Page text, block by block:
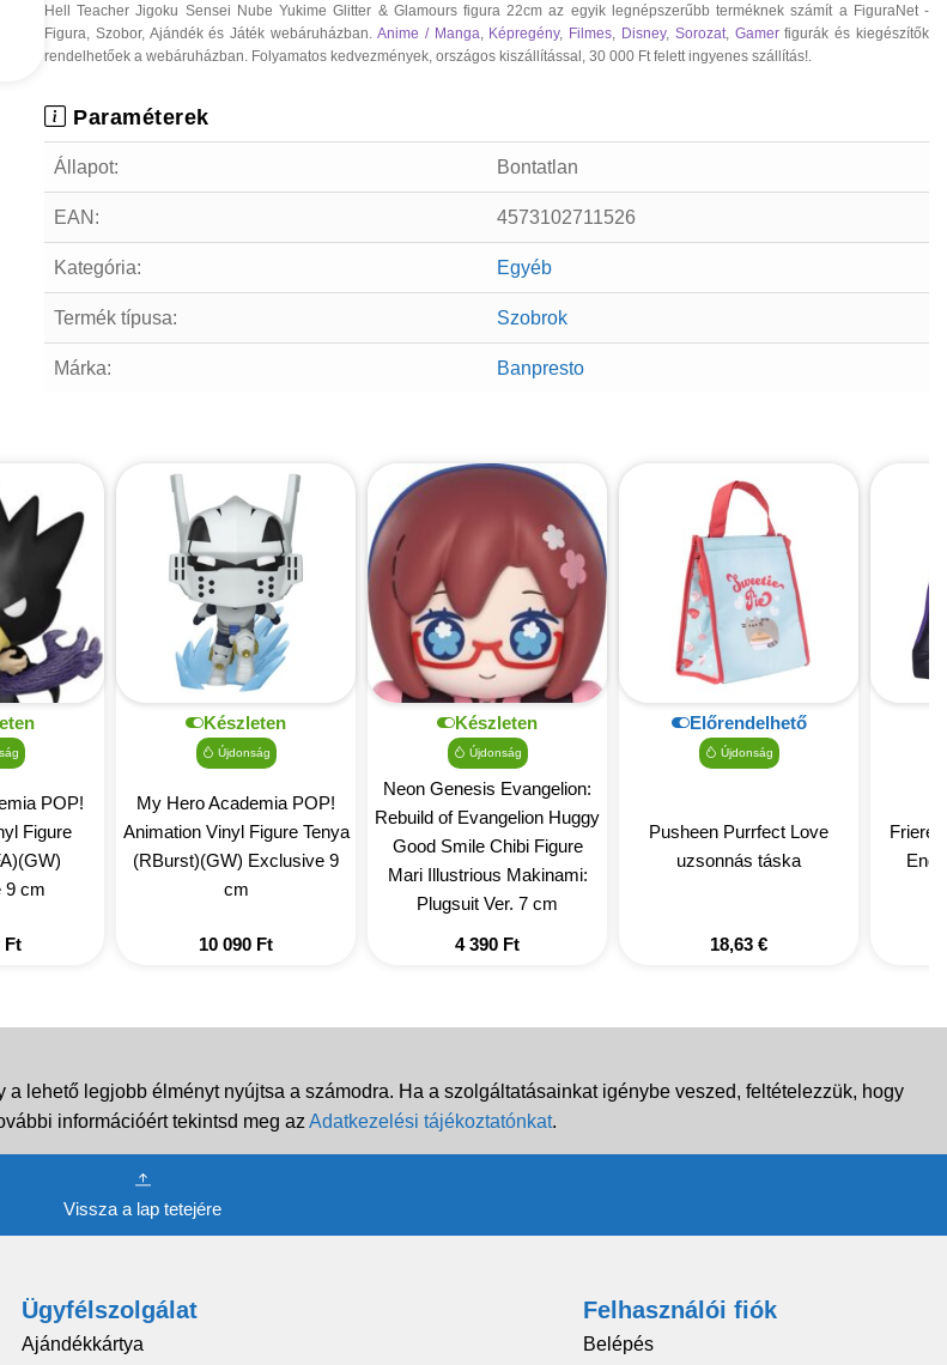
Hell Teacher Jigoku Sensei Nube Yukime Glitter & Glamours figura 22cm az egyik legnépszerűbb terméknek számít a FiguraNet -
Figura, Szobor, Ajándék és Játék webáruházban. Anime / Manga Képregény, Filmes Disney, Sorozat, Gamerfigurák és kiegészítők
rendelhetőek a webáruházban. Folyamatos kedvezmények, országos kiszállítással, 30 000 Ft felett ingyenes szállítás!.
Paraméterek
Állapot: Bontatlan
EAN: 4573102711526
Kategória: Egyéb
Termék típusa: Szobrok
Márka: Banpresto
POP!
Figure
9 cm
Ft
Készleten
Újdonság
My Hero Academia POP!
Animation Vinyl Figure Tenya
(RBurst)(GW) Exclusive 9
cm
10 090 Ft
Készleten
Újdonság
Neon Genesis Evangelion:
Rebuild of Evangelion Huggy
Good Smile Chibi Figure
Mari Illustrious Makinami:
Plugsuit Ver. 7 cm
4 390 Ft
Előrendelhető
Újdonság
Pusheen Purrfect Love
uzsonnás táska
18,63 €
End
lehető legjobb élményt nyújtsa a számodra. Ha a szolgáltatásainkat igénybe veszed, feltételezzük, hogy
információért tekintsd meg az Adatkezelési tájékoztatónkat.
Vissza a lap tetejére
Ügyfélszolgálat
Ajándékkártya
Felhasználói fiók
Belépés